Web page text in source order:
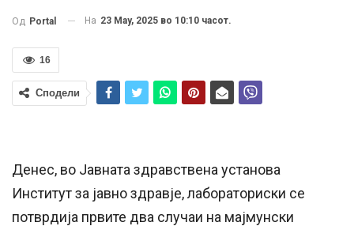
Од Portal На 23 May, 2025 во 10:10 часот.
16
Сподели
Денес, во Јавната здравствена установа
Институт за јавно здравје, лабораториски се
потврдија првите два случаи на мајмунски